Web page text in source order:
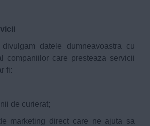
datele dumneavoastra cu
companiilor care presteaza servicii
fi:
de curierat;
direct care ne ajuta sa